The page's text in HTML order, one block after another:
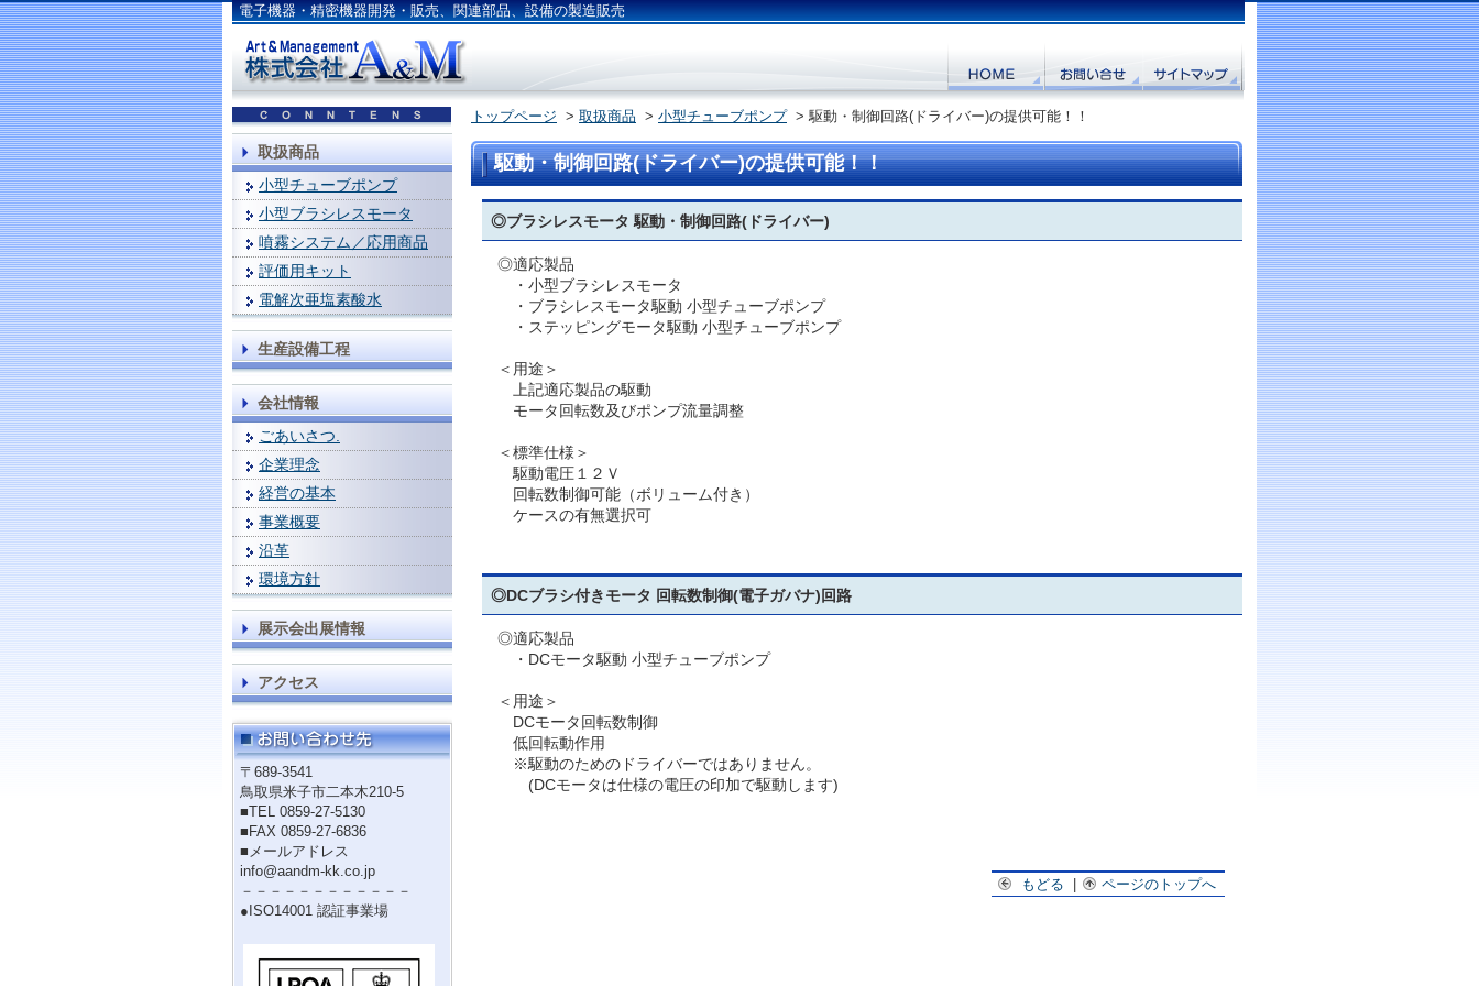
電子機器・精密機器開発・販売、関連部品、設備の製造販売
取扱商品
小型チューブポンプ
小型ブラシレスモータ
噴霧システム／応用商品
評価用キット
電解次亜塩素酸水
生産設備工程
会社情報
ごあいさつ.
企業理念
経営の基本
事業概要
沿革
環境方針
展示会出展情報
アクセス
〒689-3541
鳥取県米子市二本木210-5
■TEL 0859-27-5130
■FAX 0859-27-6836
■メールアドレス
info@aandm-kk.co.jp
－－－－－－－－－－－－
●ISO14001 認証事業場
トップページ > 取扱商品 > 小型チューブポンプ > 駆動・制御回路(ドライバー)の提供可能！！
駆動・制御回路(ドライバー)の提供可能！！
◎ブラシレスモータ 駆動・制御回路(ドライバー)
◎適応製品
・小型ブラシレスモータ
・ブラシレスモータ駆動 小型チューブポンプ
・ステッピングモータ駆動 小型チューブポンプ
＜用途＞
上記適応製品の駆動
モータ回転数及びポンプ流量調整
＜標準仕様＞
駆動電圧１２Ｖ
回転数制御可能（ボリューム付き）
ケースの有無選択可
◎DCブラシ付きモータ 回転数制御(電子ガバナ)回路
◎適応製品
・DCモータ駆動 小型チューブポンプ
＜用途＞
DCモータ回転数制御
低回転動作用
※駆動のためのドライバーではありません。
(DCモータは仕様の電圧の印加で駆動します)
もどる ページのトップへ